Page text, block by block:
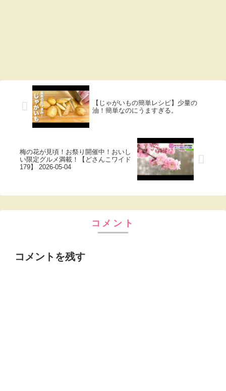
【じゃがいもの簡単レシピ】少量の
油！簡単なのにうますぎる。
梅の花が見頃！お祭り開催中！おいし
い限定グルメ満載！【どさんこワイド
179】 2026-05-04
コメント
コメントを残す